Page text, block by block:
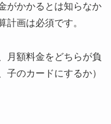
がかかるとは知らなか
計画は必須です。
月額料金をどちらが負
子のカードにするか）